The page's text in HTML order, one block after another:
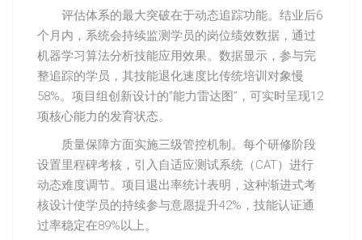
评估体系的最大突破在于动态追踪功能。结业后6
个月内，系统会持续监测学员的岗位绩效数据，通过
机器学习算法分析技能应用效果。数据显示，参与完
整追踪的学员，其技能退化速度比传统培训对象慢
58%。项目组创新设计的”能力雷达图”，可实时呈现12
项核心能力的发育状态。
质量保障方面实施三级管控机制。每个研修阶段
设置里程碑考核，引入自适应测试系统（CAT）进行
动态难度调节。项目退出率统计表明，这种渐进式考
核设计使学员的持续参与意愿提升42%，技能认证通
过率稳定在89%以上。